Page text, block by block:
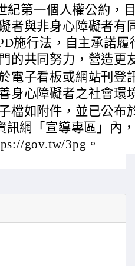
紀第一個人權公約，
者與非身心障礙者有
施行法，自主承諾
的共同努力，營造更
電子看板或網站刊登
身心障礙者之社會環
檔如附件，並已公布
訊網「宣導專區」內
gov.tw/3pg。